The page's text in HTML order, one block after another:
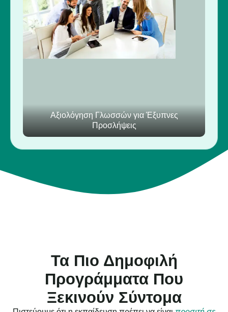
Αξιολόγηση Γλωσσών για Έξυπνες
Προσλήψεις
Τα Πιο Δημοφιλή
Προγράμματα Που
Ξεκινούν Σύντομα